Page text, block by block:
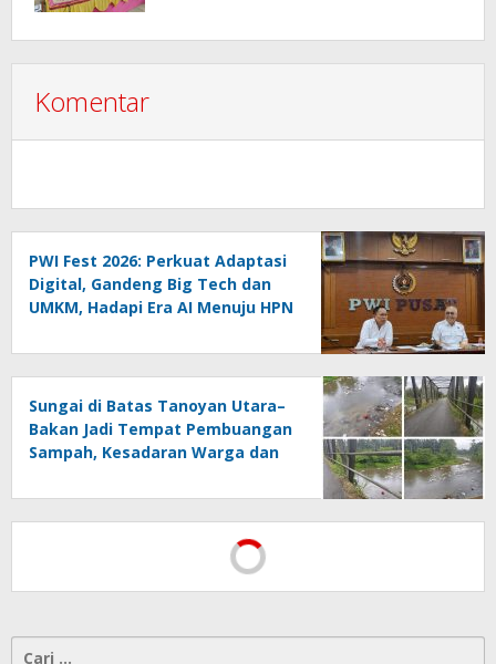
Komentar
PWI Fest 2026: Perkuat Adaptasi
Digital, Gandeng Big Tech dan
UMKM, Hadapi Era AI Menuju HPN
Sungai di Batas Tanoyan Utara–
Bakan Jadi Tempat Pembuangan
Sampah, Kesadaran Warga dan
Dipertanyakan
Cari